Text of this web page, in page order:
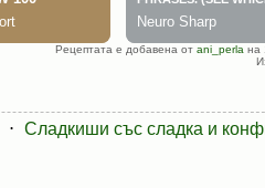
Рецептата е добавена от ani_perla на
⋅ Сладкиши със сладка и